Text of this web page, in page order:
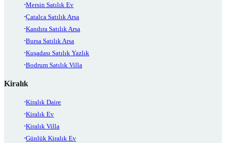
Mersin Satılık Ev
Çatalca Satılık Arsa
Kandıra Satılık Arsa
Bursa Satılık Arsa
Kuşadası Satılık Yazlık
Bodrum Satılık Villa
Kiralık
Kiralık Daire
Kiralık Ev
Kiralık Villa
Günlük Kiralık Ev